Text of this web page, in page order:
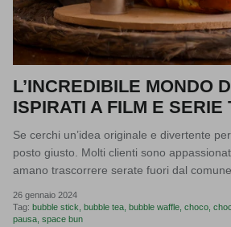
L’INCREDIBILE MONDO
ISPIRATI A FILM E SERIE
Se cerchi un’idea originale e divertente
posto giusto. Molti clienti sono
amano trascorrere serate fuori dal
26 gennaio 2024
Tag: bubble stick bubble tea bubble waffle choco
pausa space bun